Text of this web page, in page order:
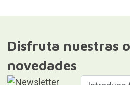
Disfruta nuestras
novedades